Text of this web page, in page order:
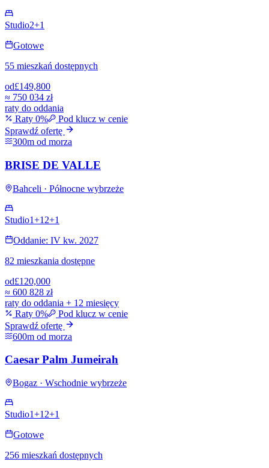
Studio2+1
Gotowe
55 mieszkań dostępnych
od£149,800
≈ 750 034 zł
raty do oddania
Raty 0%
Pod klucz w cenie
Sprawdź ofertę
300m od morza
BRISE DE VALLE
Bahceli · Północne wybrzeże
Studio1+1 2+1
Oddanie: IV kw. 2027
82 mieszkania dostępne
od£120,000
≈ 600 828 zł
raty do oddania + 12 miesięcy
Raty 0%
Pod klucz w cenie
Sprawdź ofertę
600m od morza
Caesar Palm Jumeirah
Bogaz · Wschodnie wybrzeże
Studio1+1 2+1
Gotowe
256 mieszkań dostępnych